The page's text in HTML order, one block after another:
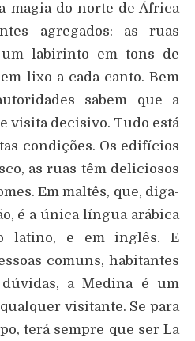
magia do norte de África
agregados: as ruas
um labirinto em tons de
lixo a cada canto. Bem
sabem que a
visita decisivo. Tudo está
condições. Os edifícios
as ruas têm deliciosos
Em maltês, que, diga-
é a única língua arábica
latino, e em inglês. E
comuns, habitantes
a Medina é um
visitante. Se para
terá sempre que ser La